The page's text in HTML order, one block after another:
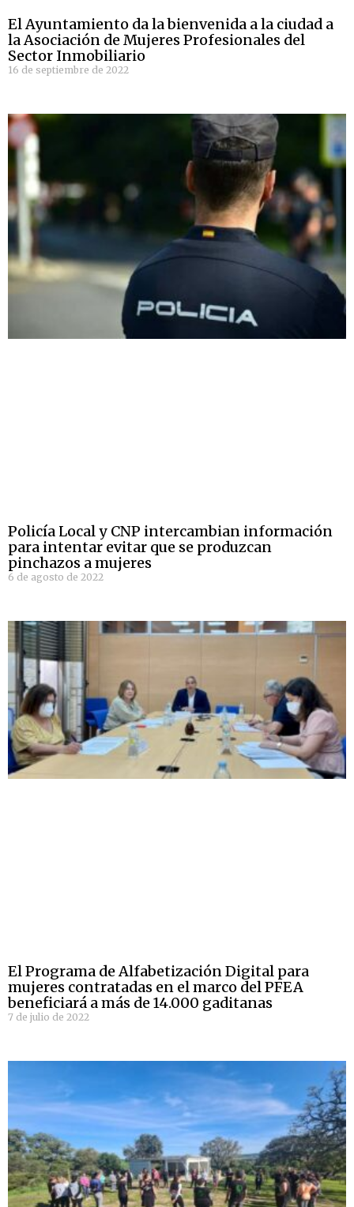
El Ayuntamiento da la bienvenida a la ciudad a
la Asociación de Mujeres Profesionales del
Sector Inmobiliario
16 de septiembre de 2022
Policía Local y CNP intercambian información
para intentar evitar que se produzcan
pinchazos a mujeres
6 de agosto de 2022
El Programa de Alfabetización Digital para
mujeres contratadas en el marco del PFEA
beneficiará a más de 14.000 gaditanas
7 de julio de 2022